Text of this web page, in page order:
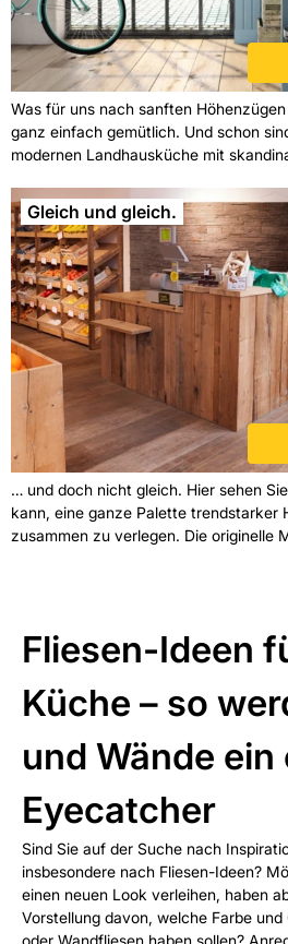
Was für uns nach sanften
ganz einfach gemütlich. Und schon
modernen Landhausküche mit
natürlich. Wer das mag, ist mit Traona
am besten ganz ungezwungen im
sind eben einfach hyggelig!
Gleich und gleich.
… und doch nicht gleich. Hier sehen
kann, eine ganze Palette trendstarker
zusammen zu verlegen. Die originelle
Bodenfliese in Beton-Optik.
Fliesen-Ideen
Küche – so
und Wände
Eyecatcher
Sind Sie auf der Suche nach
insbesondere nach Fliesen-Ideen?
einen neuen Look verleihen, haben
Vorstellung davon, welche Farbe
oder Wandfliesen haben sollen?